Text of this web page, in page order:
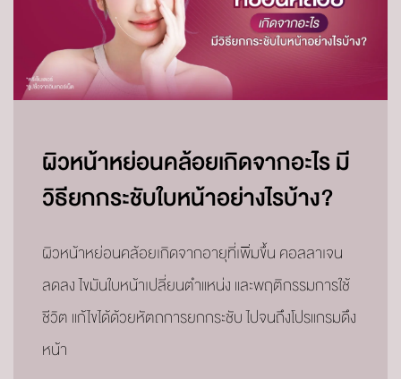
ผิวหน้าหย่อนคล้อยเกิดจากอะไร มี
วิธียกกระชับใบหน้าอย่างไรบ้าง?
ผิวหน้าหย่อนคล้อยเกิดจากอายุที่เพิ่มขึ้น คอลลาเจน
ลดลง ไขมันใบหน้าเปลี่ยนตำแหน่ง และพฤติกรรมการใช้
ชีวิต แก้ไขได้ด้วยหัตถการยกกระชับ ไปจนถึงโปรแกรมดึง
หน้า